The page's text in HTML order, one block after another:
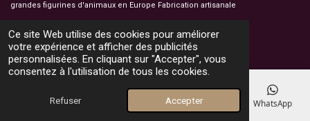
Ce site Web utilise des cookies pour améliorer
votre expérience et afficher des publicités
personnalisées. En cliquant sur "Accepter", vous
consentez à l'utilisation de tous les cookies.
Refuser Accepter
grandes figurines d'animaux en Europe Fabrication artisanale
touche drapeau pour á français
Téléphone Facebook WhatsApp